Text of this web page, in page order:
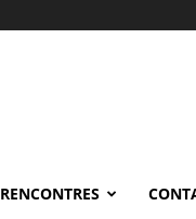
RENCONTRES